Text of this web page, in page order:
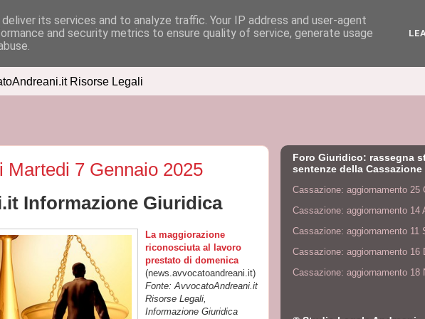
Risorse Legali
Martedi 7 Gennaio 2025
Informazione Giuridica
La maggiorazione
riconosciuta al lavoro
prestato di domenica
(news.avvocatoandreani.it)
Fonte: AvvocatoAndreani.it
Risorse Legali,
Informazione Giuridica
Foro Giuridico: rassegna
sentenze della Cassazione
Cassazione: aggiornamento 25
Cassazione: aggiornamento 14
Cassazione: aggiornamento 11
Cassazione: aggiornamento 16
Cassazione: aggiornamento 18
its services and to analyze traffic. Your IP address and user-agent
and security metrics to ensure quality of service, generate usage